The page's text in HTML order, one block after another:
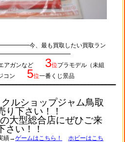
、最も買取したい買取ラン
アガンなど 3位プラモデル（未組
コン 5位一番くじ景品
ルショップジャム鳥取
り下さい！！
大型総合店にぜひご来
さい！！
績→ゲームはこちら！
ホビーはこち